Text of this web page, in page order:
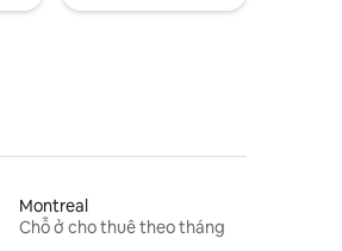
Montreal
Chỗ ở cho thuê theo tháng